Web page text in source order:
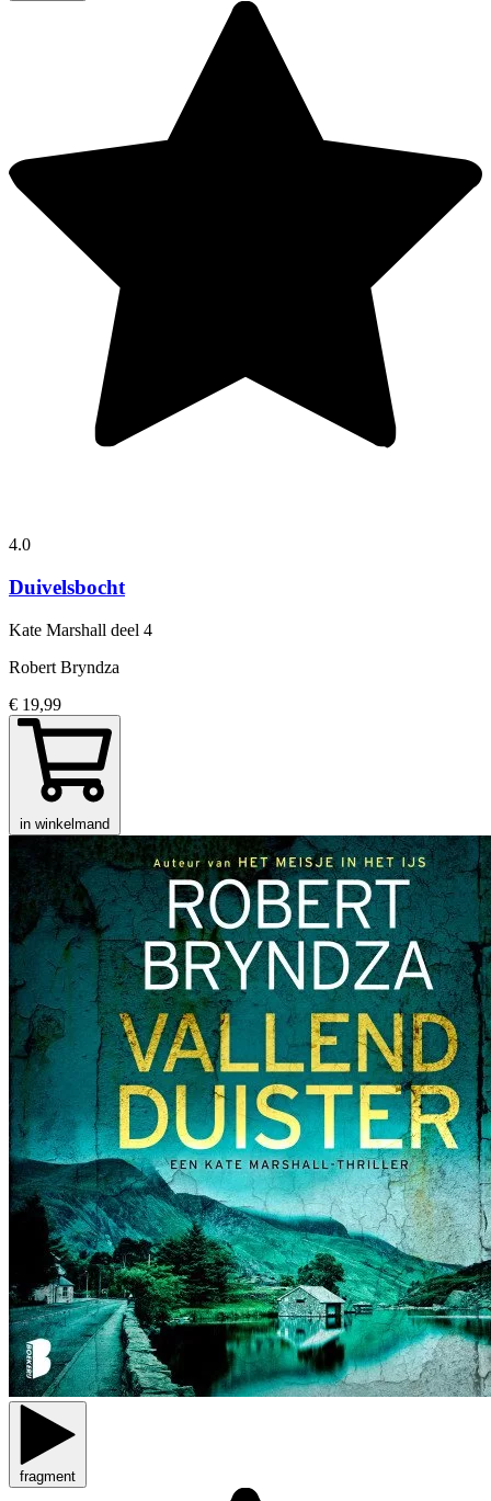
4.0
Duivelsbocht
Kate Marshall deel 4
Robert Bryndza
€ 19,99
in winkelmand
fragment